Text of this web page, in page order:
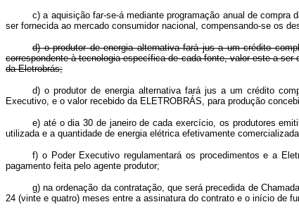
c) a aquisição far-se-á mediante programação anual de
ser fornecida ao mercado consumidor nacional, compensando-se os
d) o produtor de energia alternativa fará jus a um crédito
correspondente à tecnologia específica de cada fonte, valor este a
da Eletrobrás;
d) o produtor de energia alternativa fará jus a um crédito
Executivo, e o valor recebido da ELETROBRÁS, para
e) até o dia 30 de janeiro de cada exercício, os produtores
utilizada e a quantidade de energia elétrica efetivamente
f) o Poder Executivo regulamentará os procedimentos e a
pagamento feita pelo agente produtor;
g) na ordenação da contratação, que será precedida de
24 (vinte e quatro) meses entre a assinatura do contrato e o início de